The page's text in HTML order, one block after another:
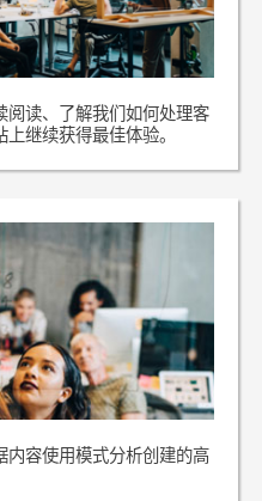
阅读、了解我们如何处理客
继续获得最佳体验。
内容使用模式分析创建的高